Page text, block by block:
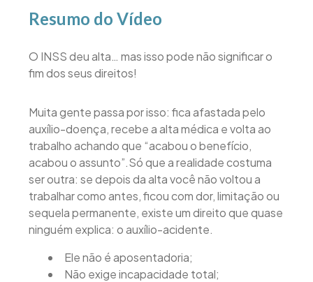
Resumo do Vídeo
O INSS deu alta… mas isso pode não significar o
fim dos seus direitos!
Muita gente passa por isso: fica afastada pelo
auxílio-doença, recebe a alta médica e volta ao
trabalho achando que “acabou o benefício,
acabou o assunto”.Só que a realidade costuma
ser outra: se depois da alta você não voltou a
trabalhar como antes, ficou com dor, limitação ou
sequela permanente, existe um direito que quase
ninguém explica: o auxílio-acidente.
Ele não é aposentadoria;
Não exige incapacidade total;